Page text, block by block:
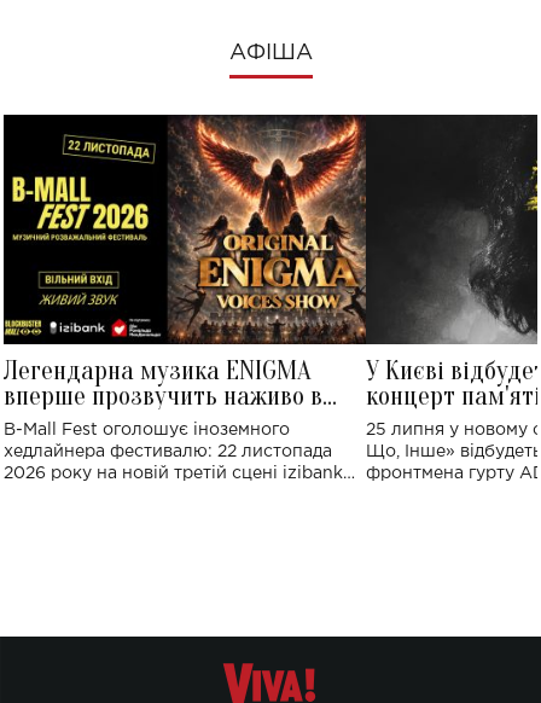
АФІША
Легендарна музика ENIGMA
вперше прозвучить наживо в
Україні: де відбудеться концерт
B-Mall Fest оголошує іноземного
хедлайнера фестивалю: 22 листопада
2026 року на новій третій сцені izibank
У Києві
концерт
Клименка:
виконають
25 липня у новому
Що, Інше»
фронтмена гурту